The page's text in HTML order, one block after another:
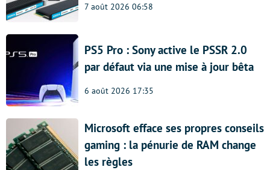
7 août 2026 06:58
PS5 Pro : Sony active le PSSR 2.0
par défaut via une mise à jour bêta
6 août 2026 17:35
Microsoft efface ses propres conseils
gaming : la pénurie de RAM change
les règles